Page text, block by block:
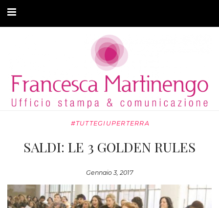
ARTICOLI
MODA ADATTIVA
PRIVACY
#TUTTEGIUPERTERRA
SALDI: LE 3 GOLDEN RULES
Gennaio 3, 2017